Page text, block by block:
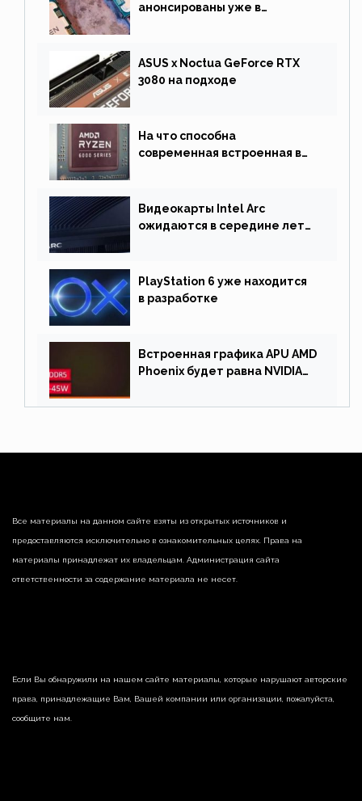
анонсированы уже в
ASUS x Noctua GeForce RTX
3080 на подходе
На что способна
современная встроенная в
Видеокарты Intel Arc
ожидаются в середине лета.
PlayStation 6 уже находится
в разработке
Встроенная графика APU AMD
Phoenix будет равна NVIDIA
Все материалы на данном сайте взяты из открытых источников и
предоставляются исключительно в ознакомительных целях. Права на
материалы принадлежат их владельцам. Администрация сайта
ответственности за содержание материала не несет.
Если Вы обнаружили на нашем сайте материалы, которые нарушают авторские
права, принадлежащие Вам, Вашей компании или организации, пожалуйста,
сообщите нам.